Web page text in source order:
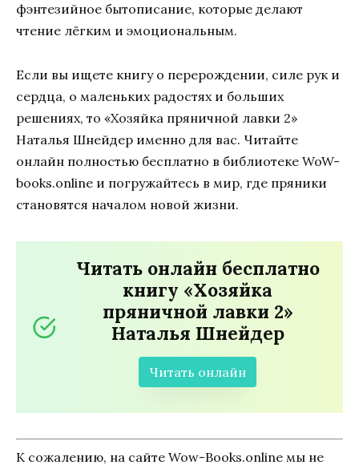
фэнтезийное бытописание, которые делают
чтение лёгким и эмоциональным.
Если вы ищете книгу о перерождении, силе рук и
сердца, о маленьких радостях и больших
решениях, то «Хозяйка пряничной лавки 2»
Наталья Шнейдер именно для вас. Читайте
онлайн полностью бесплатно в библиотеке WoW-
books.online и погружайтесь в мир, где пряники
становятся началом новой жизни.
Читать онлайн бесплатно
книгу «Хозяйка
пряничной лавки 2»
Наталья Шнейдер
Читать онлайн
К сожалению, на сайте Wow-Books.online мы не